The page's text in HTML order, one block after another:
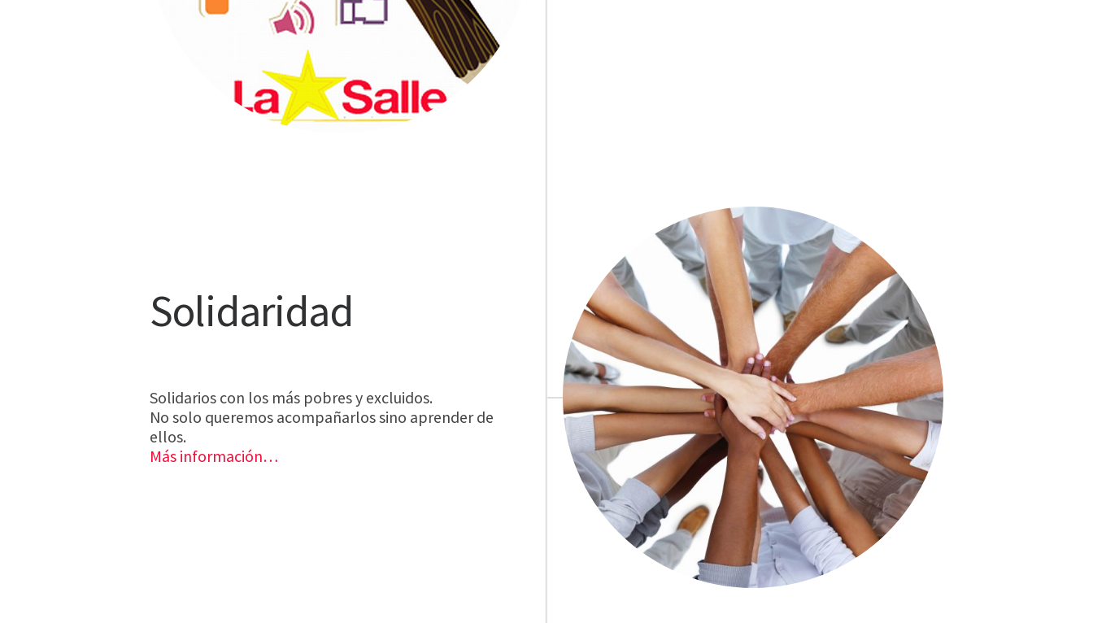
Solidaridad
Solidarios con los más pobres y excluidos.
No solo queremos acompañarlos sino aprender de
ellos.
Más información…